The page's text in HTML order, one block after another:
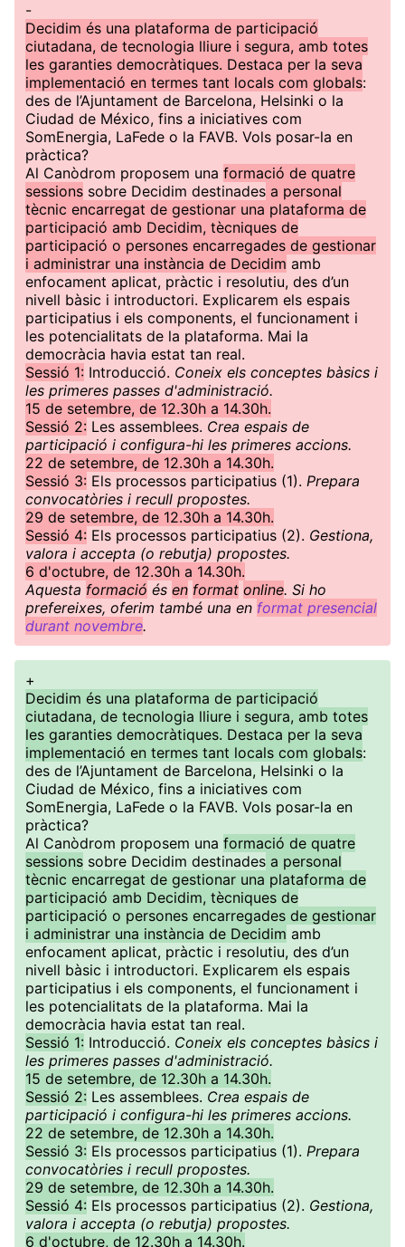
-
Decidim és una plataforma de participació
ciutadana, de tecnologia lliure i segura, amb totes
les garanties democràtiques. Destaca per la seva
implementació en termes tant locals com globals:
des de l’Ajuntament de Barcelona, Helsinki o la
Ciudad de México, fins a iniciatives com
SomEnergia, LaFede o la FAVB. Vols posar-la en
pràctica?
Al Canòdrom proposem una formació de quatre
sessions sobre Decidim destinades a personal
tècnic encarregat de gestionar una plataforma de
participació amb Decidim, tècniques de
participació o persones encarregades de gestionar
i administrar una instància de Decidim amb
enfocament aplicat, pràctic i resolutiu, des d’un
nivell bàsic i introductori. Explicarem els espais
participatius i els components, el funcionament i
les potencialitats de la plataforma. Mai la
democràcia havia estat tan real.
Sessió 1: Introducció. Coneix els conceptes bàsics i
les primeres passes d'administració.
15 de setembre, de 12.30h a 14.30h.
Sessió 2: Les assemblees. Crea espais de
participació i configura-hi les primeres accions.
22 de setembre, de 12.30h a 14.30h.
Sessió 3: Els processos participatius (1). Prepara
convocatòries i recull propostes.
29 de setembre, de 12.30h a 14.30h.
Sessió 4: Els processos participatius (2). Gestiona,
valora i accepta (o rebutja) propostes.
6 d'octubre, de 12.30h a 14.30h.
Aquesta formació és en format online. Si ho
prefereixes, oferim també una en format presencial
durant novembre.
+
Decidim és una plataforma de participació
ciutadana, de tecnologia lliure i segura, amb totes
les garanties democràtiques. Destaca per la seva
implementació en termes tant locals com globals:
des de l’Ajuntament de Barcelona, Helsinki o la
Ciudad de México, fins a iniciatives com
SomEnergia, LaFede o la FAVB. Vols posar-la en
pràctica?
Al Canòdrom proposem una formació de quatre
sessions sobre Decidim destinades a personal
tècnic encarregat de gestionar una plataforma de
participació amb Decidim, tècniques de
participació o persones encarregades de gestionar
i administrar una instància de Decidim amb
enfocament aplicat, pràctic i resolutiu, des d’un
nivell bàsic i introductori. Explicarem els espais
participatius i els components, el funcionament i
les potencialitats de la plataforma. Mai la
democràcia havia estat tan real.
Sessió 1: Introducció. Coneix els conceptes bàsics i
les primeres passes d'administració.
15 de setembre, de 12.30h a 14.30h.
Sessió 2: Les assemblees. Crea espais de
participació i configura-hi les primeres accions.
22 de setembre, de 12.30h a 14.30h.
Sessió 3: Els processos participatius (1). Prepara
convocatòries i recull propostes.
29 de setembre, de 12.30h a 14.30h.
Sessió 4: Els processos participatius (2). Gestiona,
valora i accepta (o rebutja) propostes.
6 d'octubre, de 12.30h a 14.30h.